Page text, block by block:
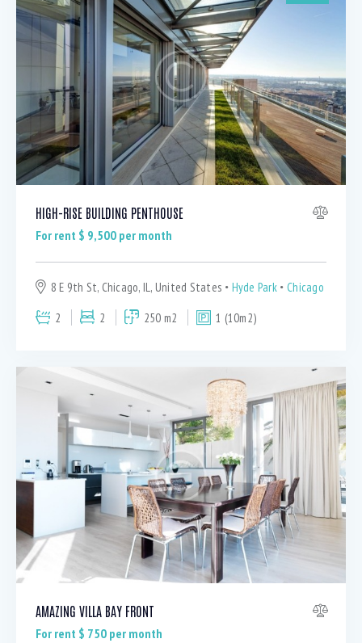
Bedrooms
Bathrooms
Area size
Air Conditioning (9)
Dryer (8)
Gym (11)
Laundry (6)
Lawn (4)
Microwave (7)
Outdoor shower (7)
Refrigerator (3)
Sauna (6)
Swimming Pool (7)
TV Cable (6)
HIGH-RISE BUILDING PENTHOUSE
For rent $ 9,500 per month
8 E 9th St, Chicago, IL, United States Hyde Park
Chicago
2
2 250 m2 1 (10m2)
AMAZING VILLA BAY FRONT
For rent $ 750 per month